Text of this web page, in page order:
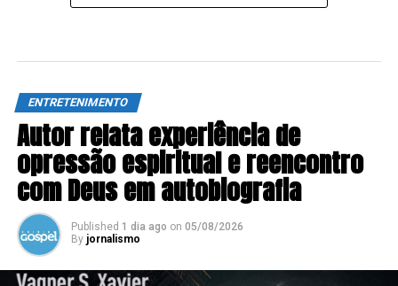
ENTRETENIMENTO
Autor relata experiência de
opressão espiritual e reencontro
com Deus em autobiografia
Published 1 dia ago on 05/08/2026
By jornalismo